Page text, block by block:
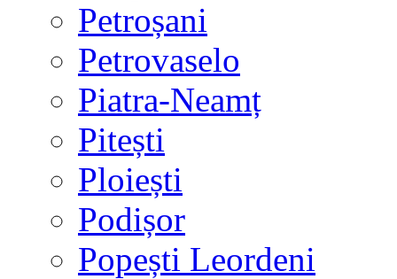
Petroșani
Petrovaselo
Piatra-Neamț
Pitești
Ploiești
Podișor
Popești Leordeni